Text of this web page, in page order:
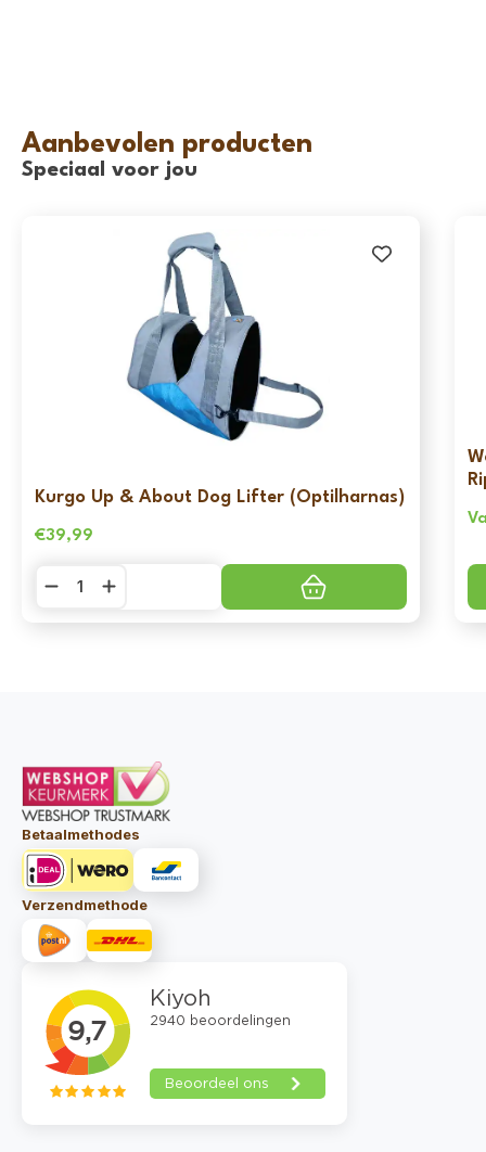
Aanbevolen producten
Speciaal voor jou
Kurgo Up & About Dog Lifter (Optilharnas)
€39,99
Up
Betaalmethodes
Verzendmethode